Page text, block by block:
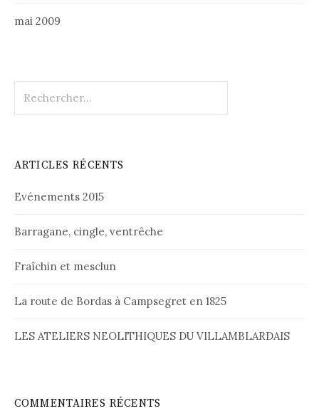
mai 2009
ARTICLES RÉCENTS
Evénements 2015
Barragane, cingle, ventrêche
Fraîchin et mesclun
La route de Bordas à Campsegret en 1825
LES ATELIERS NEOLITHIQUES DU VILLAMBLARDAIS
COMMENTAIRES RÉCENTS